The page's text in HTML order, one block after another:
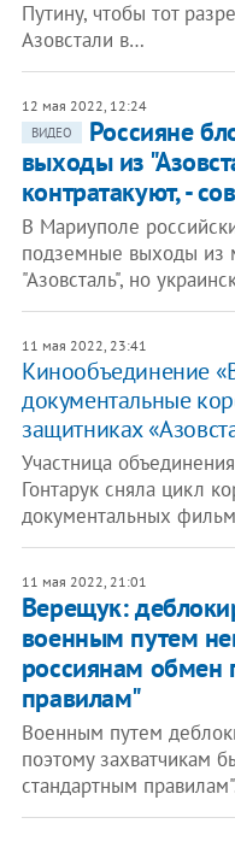
Путину, чтобы тот
Азовстали в…
12 мая 2022, 12:24
ВИДЕО
Россияне
выходы из
контратакуют, -
В Мариуполе
подземные выходы из
"Азовсталь", но
11 мая 2022, 23:41
Кинообъединение
документальные
защитниках
Участница
Гонтарук сняла цикл
документальных
11 мая 2022, 21:01
Верещук:
военным путем
россиянам обмен
правилам"
Военным путем
поэтому захватчикам
стандартным